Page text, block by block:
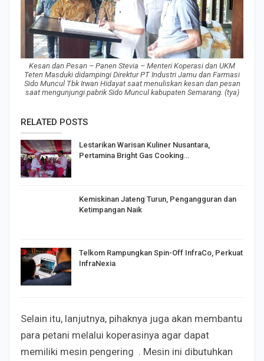
Kesan dan Pesan – Panen Stevia – Menteri Koperasi dan UKM
Teten Masduki didampingi Direktur PT Industri Jamu dan Farmasi
Sido Muncul Tbk Irwan Hidayat saat menuliskan kesan dan pesan
saat mengunjungi pabrik Sido Muncul kabupaten Semarang. (tya)
RELATED POSTS
Lestarikan Warisan Kuliner Nusantara,
Pertamina Bright Gas Cooking…
Kemiskinan Jateng Turun, Pengangguran dan
Ketimpangan Naik
Telkom Rampungkan Spin-Off InfraCo, Perkuat
InfraNexia
Selain itu, lanjutnya, pihaknya juga akan membantu
para petani melalui koperasinya agar dapat
memiliki mesin pengering . Mesin ini dibutuhkan